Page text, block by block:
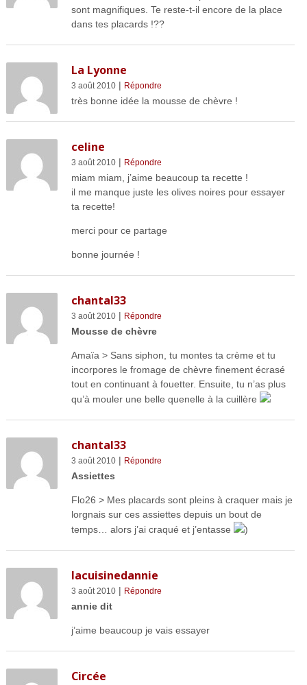
sont magnifiques. Te reste-t-il encore de la place
dans tes placards !??
La Lyonne
3 août 2010| Répondre
très bonne idée la mousse de chèvre !
celine
3 août 2010| Répondre
miam miam, j’aime beaucoup ta recette !
il me manque juste les olives noires pour essayer
ta recette!
merci pour ce partage
bonne journée !
chantal33
3 août 2010| Répondre
Mousse de chèvre
Amaïa > Sans siphon, tu montes ta crème et tu
incorpores le fromage de chèvre finement écrasé
tout en continuant à fouetter. Ensuite, tu n’as plus
qu’à mouler une belle quenelle à la cuillère
chantal33
3 août 2010| Répondre
Assiettes
Flo26 > Mes placards sont pleins à craquer mais je
lorgnais sur ces assiettes depuis un bout de
temps… alors j’ai craqué et j’entasse
)
lacuisinedannie
3 août 2010| Répondre
annie dit
j’aime beaucoup je vais essayer
Circée